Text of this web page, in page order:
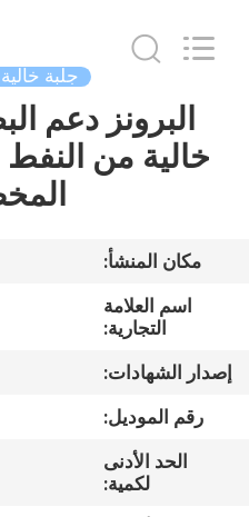
مسكن
معلومات
جولة
المعمل
جلبة
البرونز دعم
خالية من النفط
مكان المنشأ:
اسم العلامة
التجارية:
إصدار الشهادات:
رقم الموديل:
الحد الأدنى
لكمية: